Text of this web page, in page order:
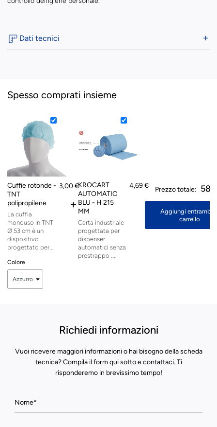
Dati tecnici
Spesso comprati insieme
Cuffie rotonde -
TNT
polipropilene
La cuffia
monouso in TNT
Ø 53 cm è un
dispositivo
progettato per...
3,00 €
Colore
+
KROCART
AUTOMATIC
BLU - H 215
MM
Carta industriale
progettata per
dispenser
automatici senza
prestrappo ....
4,69 € Prezzo totale:
Aggiungi entrambi
carrello
Richiedi informazioni
Vuoi ricevere maggiori informazioni o hai bisogno della scheda
tecnica? Compila il form qui sotto e contattaci. Ti
risponderemo in brevissimo tempo!